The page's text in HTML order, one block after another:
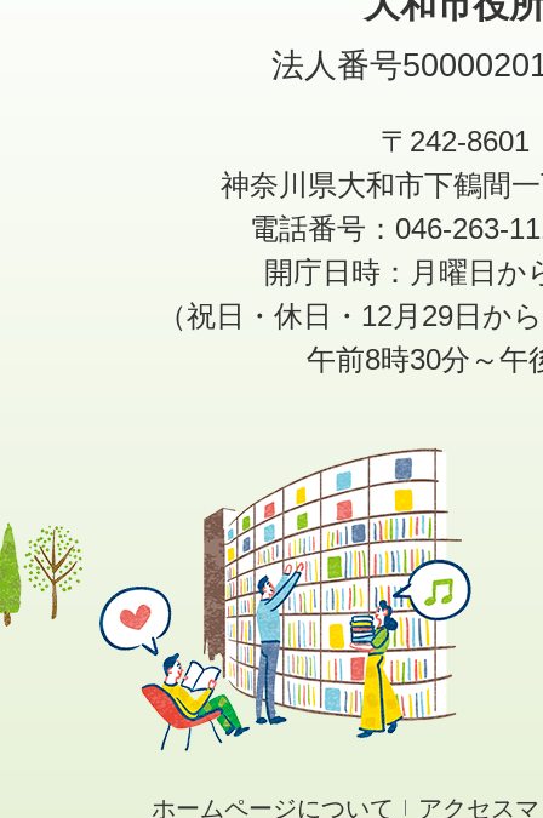
法人番号
〒242-8601
神奈川県大和市下鶴間
電話番号：046-263-
開庁日時：月曜日か
（祝日・休日・12月29日か
午前8時30分～午
ホームページについて アクセス